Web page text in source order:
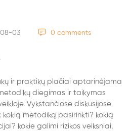
03 0 comments
ir praktikų plačiai aptarinėjama
diegimas ir taikymas
Vykstančiose diskusijose
kokią metodiką pasirinkti? kokią
kokie galimi rizikos veiksniai,